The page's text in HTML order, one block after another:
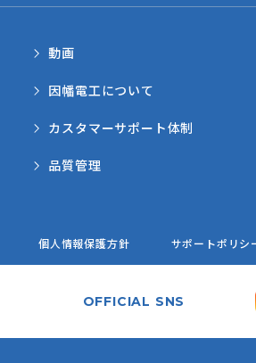
動画
因幡電工について
カスタマーサポート体制
品質管理
個人情報保護方針 サポートポリシ
OFFICIAL SNS